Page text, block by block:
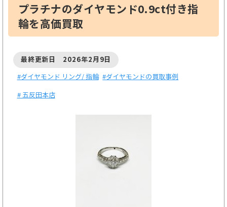
プラチナのダイヤモンド0.9ct付き指
輪を高価買取
最終更新日 2026年2月9日
#ダイヤモンド リング/ 指輪 #ダイヤモンドの買取事例
# 五反田本店